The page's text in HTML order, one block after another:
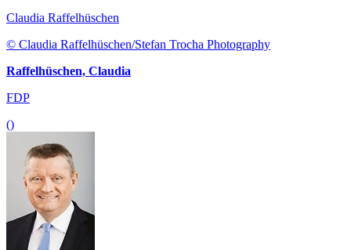
Claudia Raffelhüschen
© Claudia Raffelhüschen/Stefan Trocha Photography
Raffelhüschen, Claudia
FDP
()